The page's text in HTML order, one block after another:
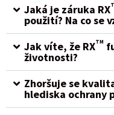
Jaká je záruka RX
použití? Na co se
Jak víte, že RXTM
životnosti?
Zhoršuje se
hlediska ochrany